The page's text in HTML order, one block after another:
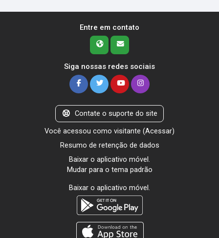
Entre em contato
Siga nossas redes sociais
Contate o suporte do site
Você acessou como visitante (Acessar)
Resumo de retenção de dados
Baixar o aplicativo móvel.
Mudar para o tema padrão
Baixar o aplicativo móvel.